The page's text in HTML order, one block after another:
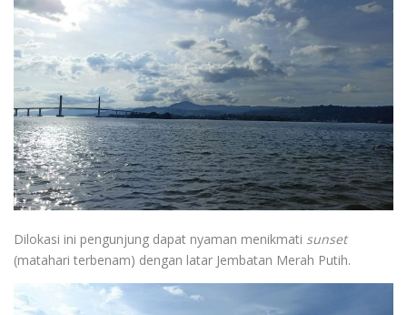
Dilokasi ini pengunjung dapat nyaman menikmati sunset
(matahari terbenam) dengan latar Jembatan Merah Putih.